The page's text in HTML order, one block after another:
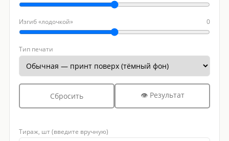
Изгиб «лодочкой» 0
Тип печати
Сбросить 👁 Результат
Тираж, шт (введите вручную)